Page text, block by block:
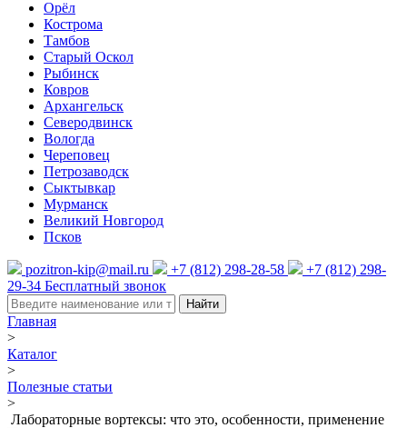
Орёл
Кострома
Тамбов
Старый Оскол
Рыбинск
Ковров
Архангельск
Северодвинск
Вологда
Череповец
Петрозаводск
Сыктывкар
Мурманск
Великий Новгород
Псков
pozitron-kip@mail.ru +7 (812) 298-28-58
+7 (812) 298-
29-34 Бесплатный звонок
Найти
Главная
>
Каталог
>
Полезные статьи
>
Лабораторные вортексы: что это, особенности, применение